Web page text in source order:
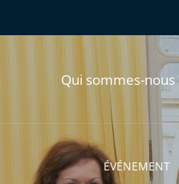
Qui sommes-nous
ÉVÉNEMENT